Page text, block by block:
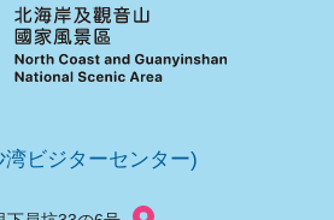
ビジターセンター)